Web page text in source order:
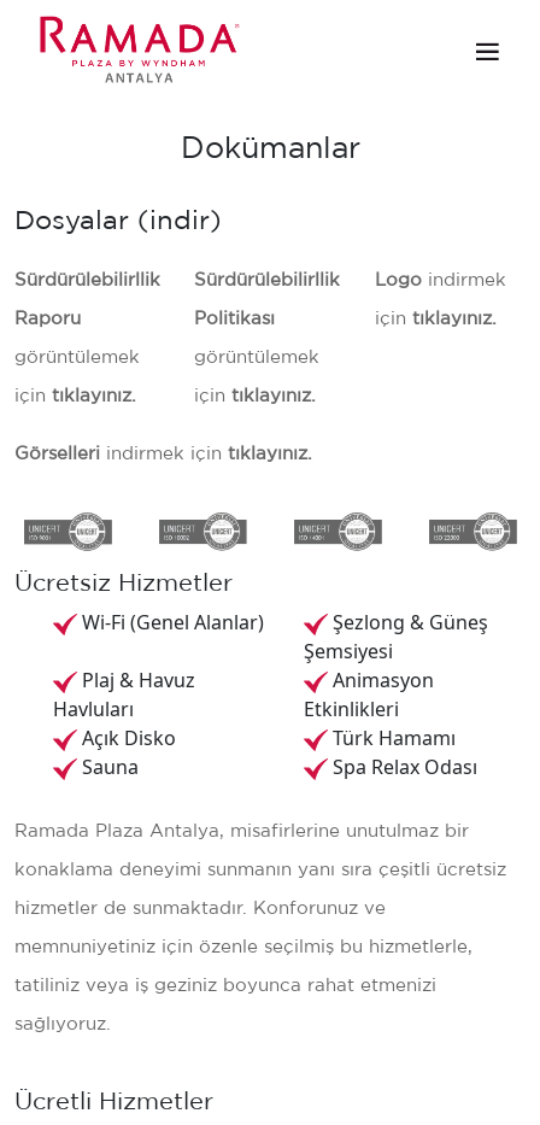
Dokümanlar
Dosyalar (indir)
Sürdürülebilirllik
Raporu
görüntülemek
için tıklayınız.
Sürdürülebilirllik
Politikası
görüntülemek
içintıklayınız.
Logoindirmek
için tıklayınız.
Görselleri indirmek için tıklayınız.
Ücretsiz Hizmetler
Wi-Fi (Genel Alanlar)
Şezlong & Güneş
Şemsiyesi
Plaj & Havuz
Havluları
Animasyon
Etkinlikleri
Açık Disko
Türk Hamamı
Sauna
Spa Relax Odası
Ramada Plaza Antalya, misafirlerine unutulmaz bir
konaklama deneyimi sunmanın yanı sıra çeşitli ücretsiz
hizmetler de sunmaktadır. Konforunuz ve
memnuniyetiniz için özenle seçilmiş bu hizmetlerle,
tatiliniz veya iş geziniz boyunca rahat etmenizi
sağlıyoruz.
Ücretli Hizmetler